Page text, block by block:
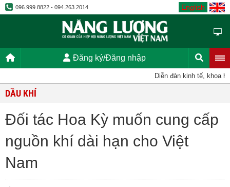
096.999.8822 - 094.263.2014 English
Đăng ký/Đăng nhập
Diễn đàn kinh tế, khoa
DẦU KHÍ
Đối tác Hoa Kỳ muốn cung cấp
nguồn khí dài hạn cho Việt
Nam